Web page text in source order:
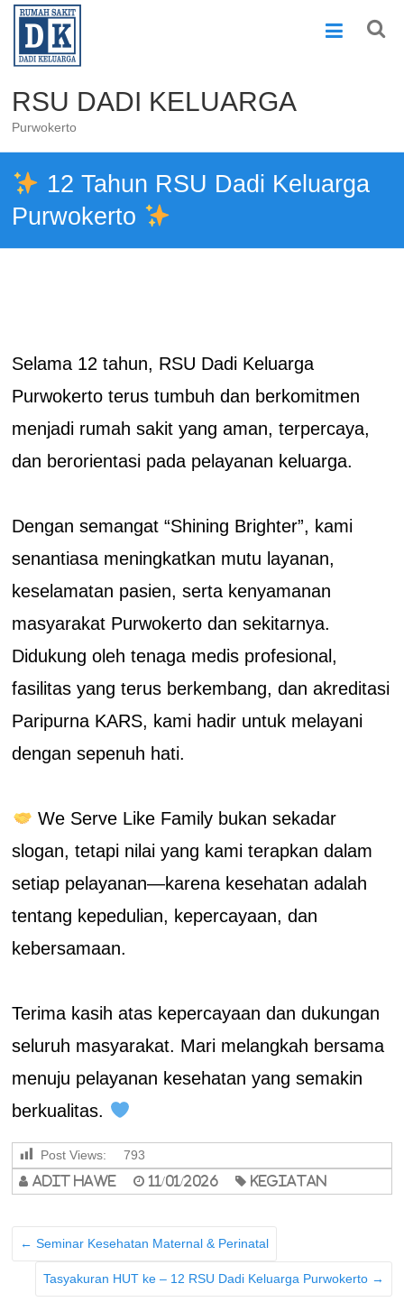
Skip
content
RSU DADI KELUARGA
Purwokerto
12 Tahun RSU Dadi Keluarga
Purwokerto
Selama 12 tahun, RSU Dadi Keluarga
Purwokerto terus tumbuh dan berkomitmen
menjadi rumah sakit yang aman, terpercaya,
dan berorientasi pada pelayanan keluarga.
Dengan semangat “Shining Brighter”, kami
senantiasa meningkatkan mutu layanan,
keselamatan pasien, serta kenyamanan
masyarakat Purwokerto dan sekitarnya.
Didukung oleh tenaga medis profesional,
fasilitas yang terus berkembang, dan akreditasi
Paripurna KARS, kami hadir untuk melayani
dengan sepenuh hati.
We Serve Like Family bukan sekadar
slogan, tetapi nilai yang kami terapkan dalam
setiap pelayanan—karena kesehatan adalah
tentang kepedulian, kepercayaan, dan
kebersamaan.
Terima kasih atas kepercayaan dan dukungan
seluruh masyarakat. Mari melangkah bersama
menuju pelayanan kesehatan yang semakin
berkualitas.
Post Views: 793
adit hawe 11/01/2026 Kegiatan
← Seminar Kesehatan Maternal & Perinatal
Tasyakuran HUT ke – 12 RSU Dadi Keluarga Purwokerto →